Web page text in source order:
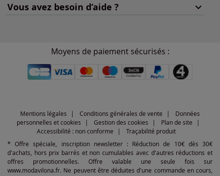
Vous avez besoin d’aide ?
Moyens de paiement sécurisés :
Mentions légales Conditions générales de vente
Données
personnelles et cookies
Gestion des cookies
Plan de site
Accessibilité : non conforme
Traçabilité produit
* Offre spéciale, inscription newsletter : Réduction de 10€ dès 30€
d'achats, hors prix barrés et non cumulables avec d'autres réductions et
offres promotionnelles. Offre valable une seule fois sur
www.modavilona.fr. Ne peuvent être déduites d'une commande en cours,